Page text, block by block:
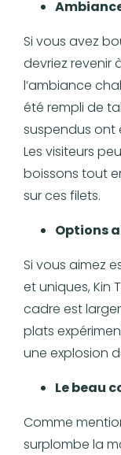
Si vous avez
devriez revenir
l’ambiance
été rempli de
suspendus ont
Les visiteurs
boissons tout
sur ces filets.
Options
Si vous aimez
et uniques, Kin
cadre est
plats
une explosion
Le beau
Comme
surplombe la